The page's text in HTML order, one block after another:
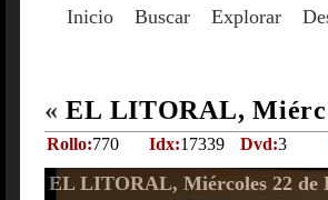
Inicio Buscar Explorar
« EL LITORAL,
Rollo:770 Idx:17339 Dvd:3
EL LITORAL, Miércoles 22 de